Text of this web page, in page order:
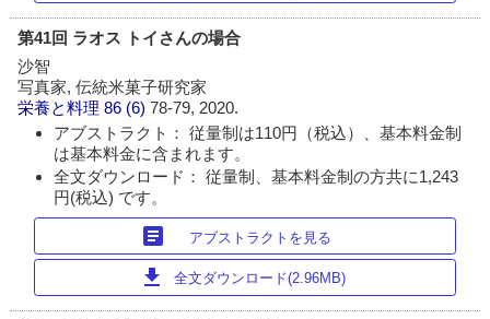
第41回 ラオス トイさんの場合
沙智
写真家, 伝統米菓子研究家
栄養と料理 86 (6)78-79, 2020.
アブストラクト： 従量制は110円（税込）、基本料金制
は基本料金に含まれます。
全文ダウンロード： 従量制、基本料金制の方共に1,243
円(税込) です。
article アブストラクトを見る
download 全文ダウンロード(2.96MB)